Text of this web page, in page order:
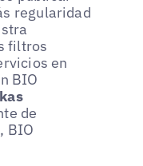
regularidad
filtros
en
BIO
de
BIO